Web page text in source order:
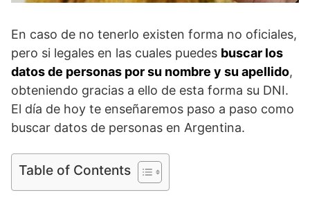
En caso de no tenerlo existen forma no oficiales,
pero si legales en las cuales puedes buscar los
datos de personas por su nombre y su apellido,
obteniendo gracias a ello de esta forma su DNI.
El día de hoy te enseñaremos paso a paso como
buscar datos de personas en Argentina.
Table of Contents